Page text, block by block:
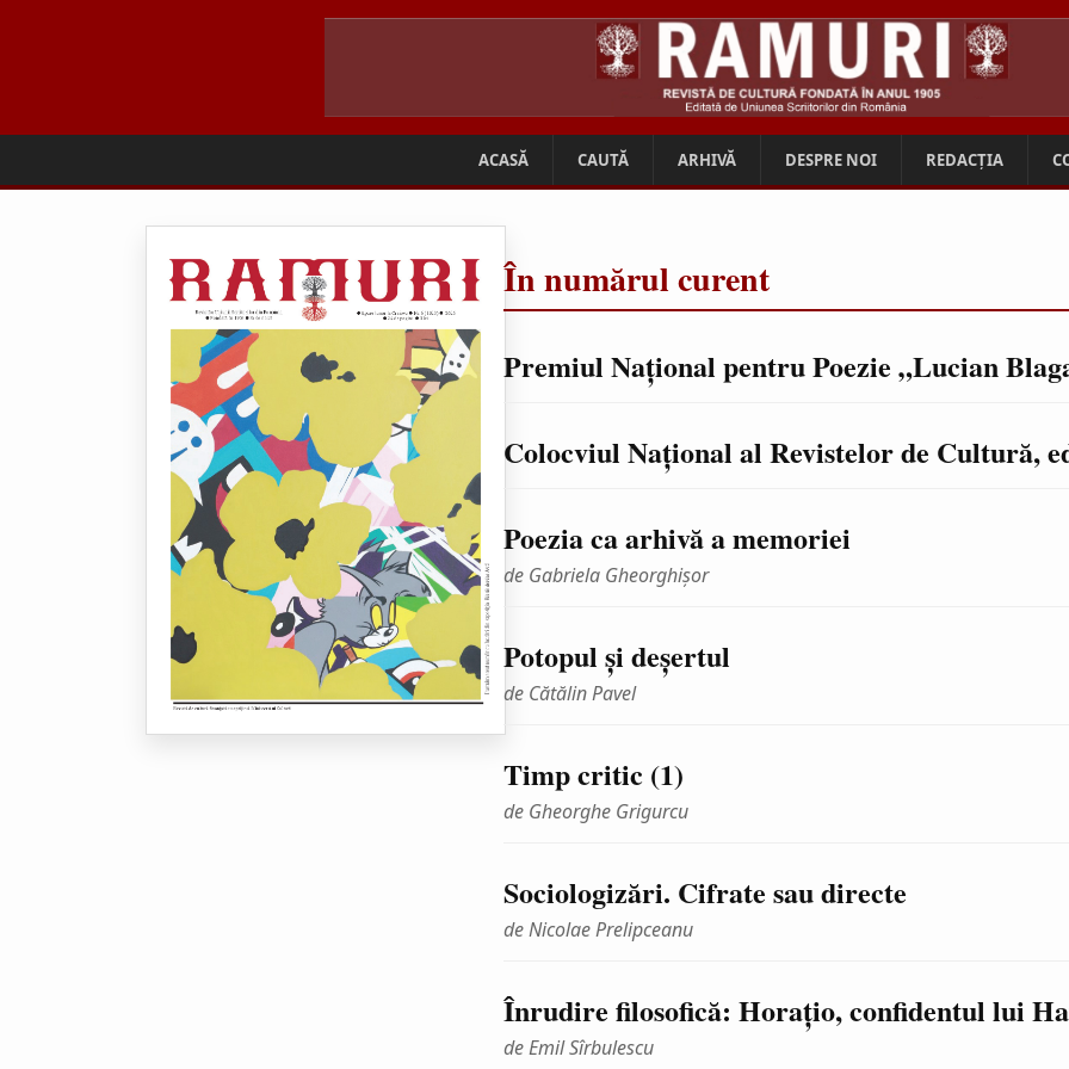
ACASĂ CAUTĂ ARHIVĂ DESPRE NOI REDACȚIA
În numărul curent
Premiul Naţional pentru Poezie „Lucian
Colocviul Naţional al Revistelor de Cultură,
Poezia ca arhivă a memoriei
de Gabriela Gheorghişor
Potopul şi deşertul
de Cătălin Pavel
Timp critic (1)
de Gheorghe Grigurcu
Sociologizări. Cifrate sau directe
de Nicolae Prelipceanu
Înrudire filosofică: Horaţio, confidentul lui
de Emil Sîrbulescu